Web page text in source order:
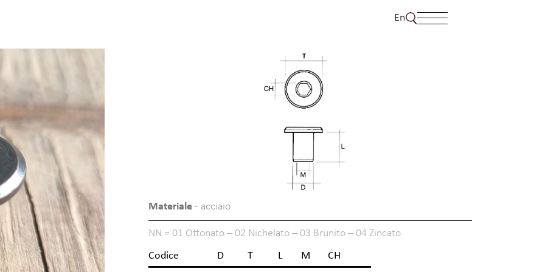
En
Materiale - acciaio
NN = 01 Ottonato – 02 Nichelato – 03 Brunito – 04 Zincato
Codice
D T L M
CH